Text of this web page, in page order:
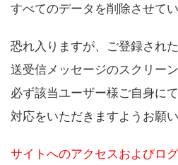
すべてのデータを削除させてい
恐れ入りますが、ご登録され
送受信メッセージのスクリー
必ず該当ユーザー様ご自身に
対応をいただきますようお願い
サイトへのアクセスおよびロ